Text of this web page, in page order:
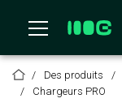
Des produits
Chargeurs PRO